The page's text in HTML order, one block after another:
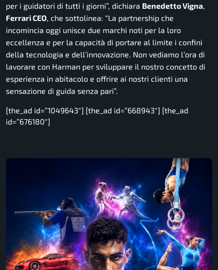
per i guidatori di tutti i giorni”, dichiara Benedetto Vigna
Ferrari CEO , che sottolinea: “La partnership che
incomincia oggi unisce due marchi noti per la loro
eccellenza e per la capacità di portare al limite i confini
della tecnologia e dell’innovazione. Non vediamo l’ora di
lavorare con Harman per sviluppare il nostro concetto di
esperienza in abitacolo e offrire ai nostri clienti una
sensazione di guida senza pari”.
[the_ad id=”1049643″] [the_ad id=”668943″] [the_ad
id=”676180″]